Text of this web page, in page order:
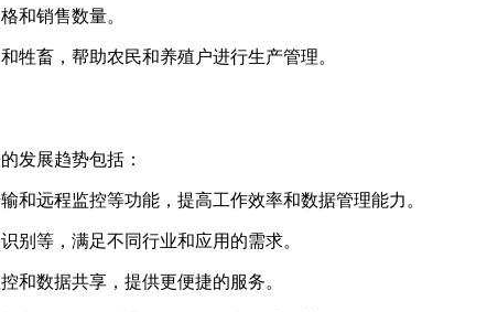
和销售数量。
牲畜，帮助农民和养殖户进行生产管理。
发展趋势包括：
和远程监控等功能，提高工作效率和数据管理能力。
别等，满足不同行业和应用的需求。
和数据共享，提供更便捷的服务。